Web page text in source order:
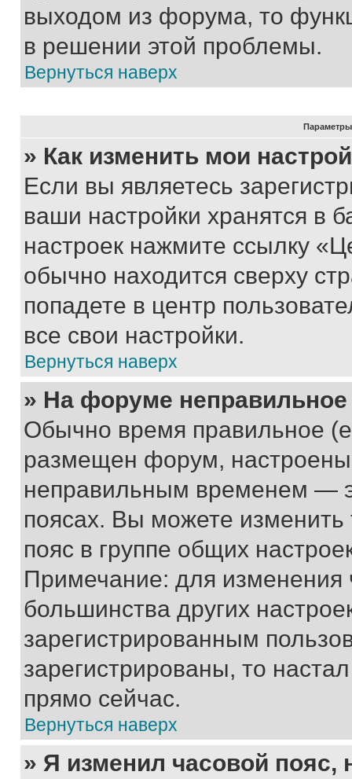
выходом из форума, то
в решении этой проблемы.
Вернуться наверх
Параметры
» Как изменить мои
Если вы являетесь
ваши настройки хранятся в
настроек нажмите ссылку
обычно находится сверху
попадете в центр
все свои настройки.
Вернуться наверх
» На форуме
Обычно время правильное
размещен форум, настроены
неправильным временем —
поясах. Вы можете изменить
пояс в группе общих
Примечание: для изменения
большинства других
зарегистрированным
зарегистрированы, то
прямо сейчас.
Вернуться наверх
» Я изменил часовой пояс,